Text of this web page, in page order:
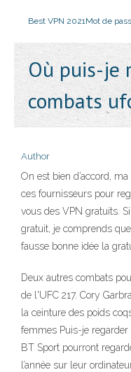
Best VPN 2021Mot de
Où puis-je
combats
Author
On est bien d’accord, ma
ces fournisseurs pour
vous des VPN gratuits.
gratuit, je comprends
fausse bonne idée la
Deux autres combats
de l'UFC 217. Cory
la ceinture des poids
femmes Puis-je regarder
BT Sport pourront
l’année sur leur